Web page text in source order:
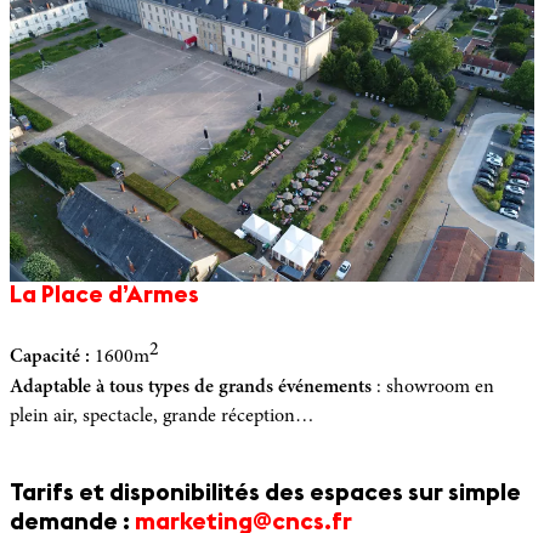
La Place d’Armes
Capacité : 1600m2
Adaptable à tous types de grands évé­nements : showroom en
plein air, spectacle, grande réception…
Tarifs et disponibilités des espaces sur simple
demande : marketing@cncs.fr